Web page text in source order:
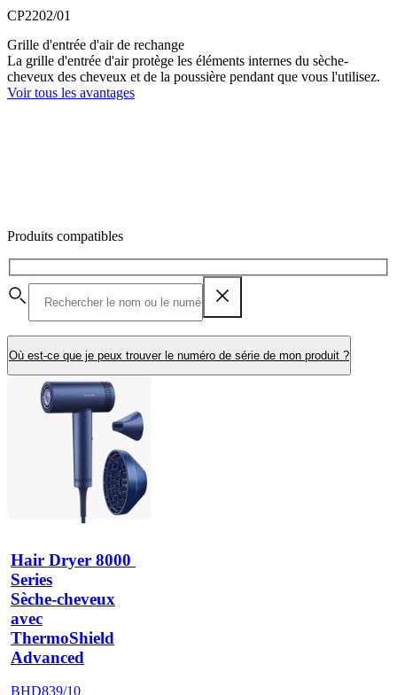
CP2202/01
Grille d'entrée d'air de rechange
La grille d'entrée d'air protège les éléments internes du sèche-
cheveux des cheveux et de la poussière pendant que vous l'utilisez.
Voir tous les avantages
Produits compatibles
Où est-ce que je peux trouver le numéro de série de mon produit ?
Hair Dryer 8000
Series
Sèche-cheveux
avec
ThermoShield
Advanced
BHD839/10